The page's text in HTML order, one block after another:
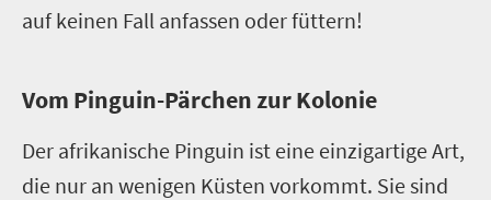
auf keinen Fall anfassen oder füttern!
Vom Pinguin-Pärchen zur Kolonie
Der afrikanische Pinguin ist eine einzigartige Art,
die nur an wenigen Küsten vorkommt. Sie sind